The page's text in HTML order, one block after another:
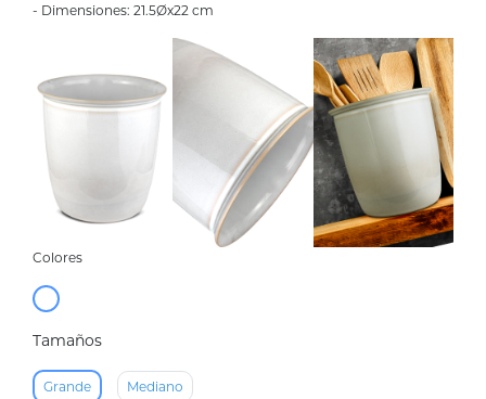
- Dimensiones: 21.5Øx22 cm
Colores
Tamaños
Grande Mediano